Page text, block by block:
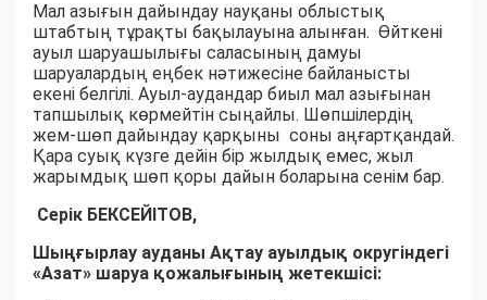
Мал азығын дайындау науқаны облыстық
штабтың тұрақты бақылауына алынған. Өйткені
ауыл шаруашылығы саласының дамуы
шаруалардың еңбек нәтижесіне байланысты
екені белгілі. Ауыл-аудандар биыл мал азығынан
тапшылық көрмейтін сыңайлы. Шөпшілердің
жем-шөп дайындау қарқыны соны аңғартқандай.
Қара суық күзге дейін бір жылдық емес, жыл
жарымдық шөп қоры дайын боларына сенім бар.
Серік БЕКСЕЙІТОВ,
Шыңғырлау ауданы Ақтау ауылдық округіндегі
«Азат» шаруа қожалығының жетекшісі: